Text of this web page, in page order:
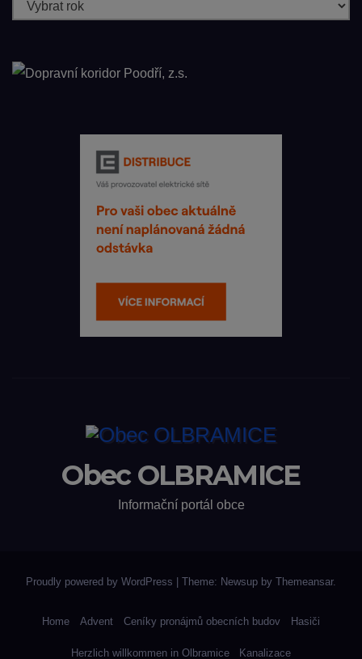
Obec OLBRAMICE
Informační portál obce
Proudly powered by WordPress Theme: Newsup by Themeansar.
Home Advent Ceníky pronájmů obecních budov Hasiči
Herzlich willkommen in Olbramice Kanalizace